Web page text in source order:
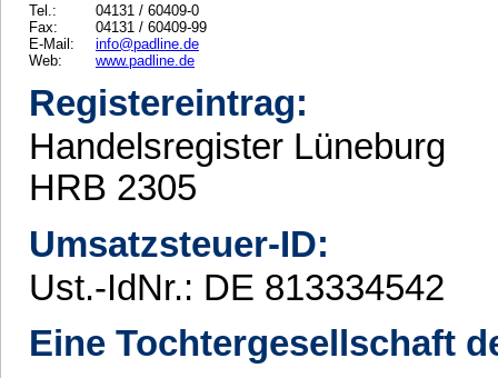
Tel.:
04131 / 60409-0
Fax:
04131 / 60409-99
E-Mail:
info@padline.de
Web:
www.padline.de
Registereintrag:
Handelsregister Lüneburg
HRB 2305
Umsatzsteuer-ID:
Ust.-IdNr.: DE 813334542
Eine Tochtergesellschaft